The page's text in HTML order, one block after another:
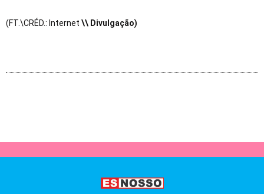
(FT.\CRÉD.: Internet \\ Divulgação)